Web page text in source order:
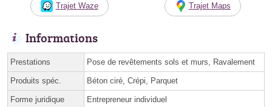
Trajet Waze Trajet Maps
Informations
Prestations Pose de revêtements sols et murs, Ravalement
Produits spéc. Béton ciré, Crépi, Parquet
Forme juridique Entrepreneur individuel